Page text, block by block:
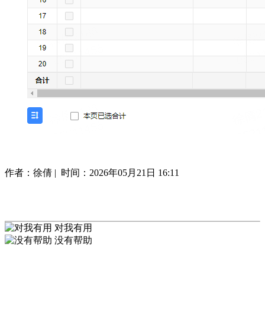
作者：徐倩 | 时间：2026年05月21日 16:11
对我有用
没有帮助